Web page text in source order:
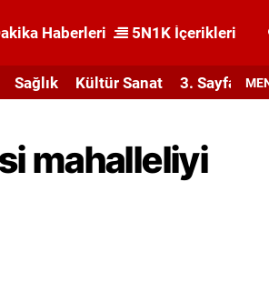
Haberleri 5N1K İçerikleri
Sağlık Kültür Sanat 3. Sayfa
mahalleliyi